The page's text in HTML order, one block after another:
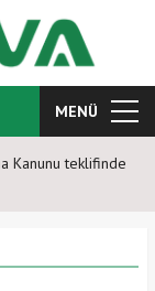
MENÜ
Kanunu teklifinde